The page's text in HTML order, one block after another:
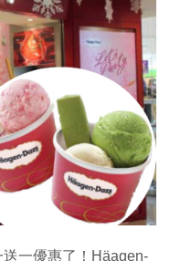
一優惠了！Häagen-